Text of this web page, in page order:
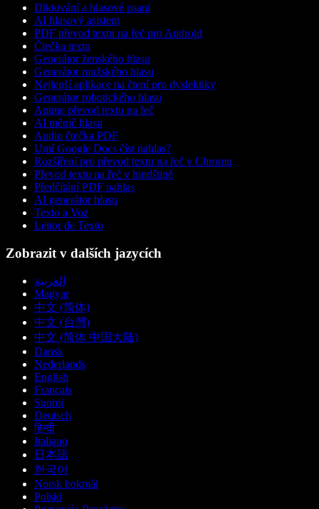
Diktování a hlasové psaní
AI hlasový asistent
PDF převod textu na řeč pro Android
Čtečka textu
Generátor ženského hlasu
Generátor mužského hlasu
Nejlepší aplikace na čtení pro dyslektiky
Generátor robotického hlasu
Anime převod textu na řeč
AI měnič hlasu
Audio čtečka PDF
Umí Google Docs číst nahlas?
Rozšíření pro převod textu na řeč v Chromu
Převod textu na řeč v hindštině
Předčítání PDF nahlas
AI generátor hlasu
Texto a Voz
Leitor de Texto
Zobrazit v dalších jazycích
العربية
Magyar
中文 (简体)
中文 (台灣)
中文 (简体 中国大陆)
Dansk
Nederlands
English
Français
Suomi
Deutsch
हिन्दी
Italiano
日本語
한국어
Norsk bokmål
Polski